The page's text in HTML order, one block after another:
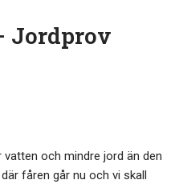
Jordprov
vatten och mindre jord än den
fåren går nu och vi skall